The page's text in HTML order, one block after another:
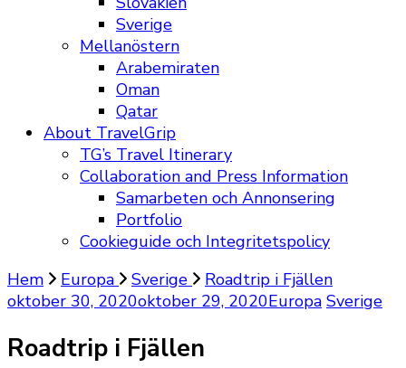
Sverige
Mellanöstern
Arabemiraten
Oman
Qatar
About TravelGrip
TG’s Travel Itinerary
Collaboration and Press Information
Samarbeten och Annonsering
Portfolio
Cookieguide och Integritetspolicy
Hem
Europa Sverige
Roadtrip i Fjällen
oktober 30, 2020oktober 29, 2020Europa Sverige
Roadtrip i Fjällen